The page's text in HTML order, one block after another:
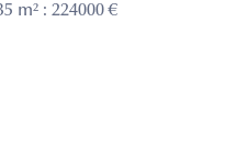
m² : 224000 €